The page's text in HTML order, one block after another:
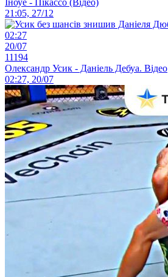
21:05, 27/12
02:27
20/07
11194
Олександр Усик - Даніель Дебуа. Відео
02:27, 20/07